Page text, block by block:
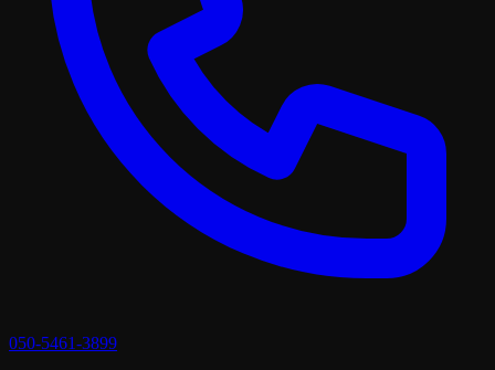
050-5461-3899